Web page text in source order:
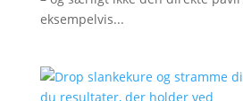
eksempelvis...